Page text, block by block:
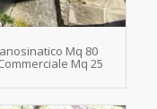
Mq 80
Mq 25